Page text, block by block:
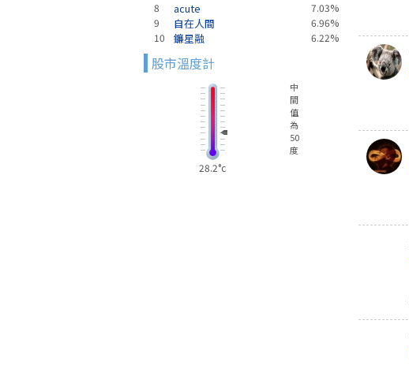
8
acute
7.03%
9
自在人間
6.96%
10
鐮星融 6.22%
股市溫度計
中
間
值
為
50
度
28.2°c